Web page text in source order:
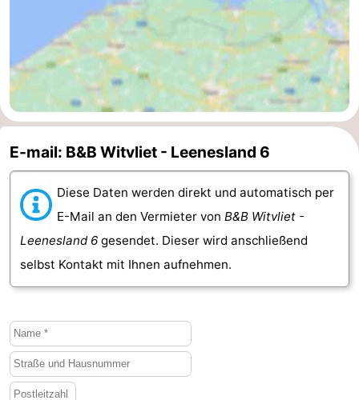
Walcherse
bos
Vlissingen
-
Middelburg
Zeeuws-
Nieuwvliet
-
Sluis
Cadzand
Natur
Het
Zwin
Wetter
Kontakt
E-mail: B&B Witvliet - Leenesland 6
Diese Daten werden direkt und automatisch per
E-Mail an den Vermieter von B&B Witvliet -
Leenesland 6 gesendet. Dieser wird anschließend
selbst Kontakt mit Ihnen aufnehmen.